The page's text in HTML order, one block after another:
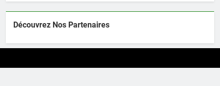
Découvrez Nos Partenaires